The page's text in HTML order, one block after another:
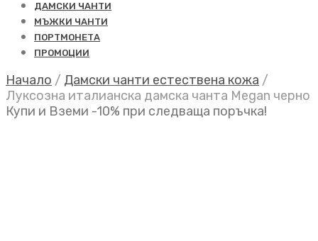
ДАМСКИ ЧАНТИ
МЪЖКИ ЧАНТИ
ПОРТМОНЕТА
ПРОМОЦИИ
Начало / Дамски чанти естествена кожа /
Луксозна италианска дамска чанта Megan черно
Купи и Вземи -10% при следваща поръчка!